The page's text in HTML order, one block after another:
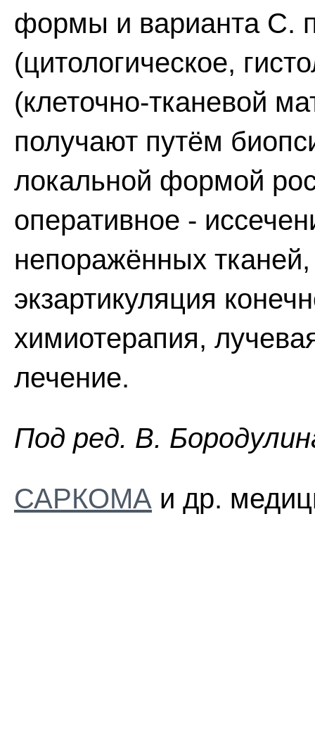
формы и варианта С.
(цитологическое,
(клеточно-тканевой
получают путём
локальной формой
оперативное -
непоражённых
экзартикуляция
химиотерапия,
лечение.
Пoд peд. B.
САРКОМА и др.